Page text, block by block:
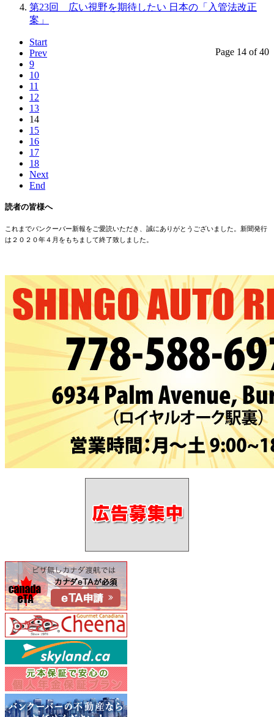
第23回 広い視野を期待したい 日本の「入管法改正
案」
Page 14 of 40
Start
Prev
9
10
11
12
13
14
15
16
17
18
Next
End
読者の皆様へ
これまでバンクーバー新報をご愛読いただき、誠にありがとうございました。新聞発行
は２０２０年４月をもちまして終了致しました。